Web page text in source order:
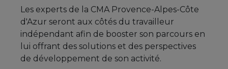
Les experts de la CMA Provence-Alpes-Côte
d'Azur seront aux côtés du travailleur
indépendant afin de booster son parcours en
lui offrant des solutions et des perspectives
de développement de son activité.